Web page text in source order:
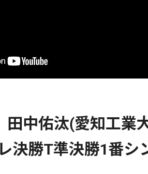
田中佑汰(愛知工業
決勝T準決勝1番シ